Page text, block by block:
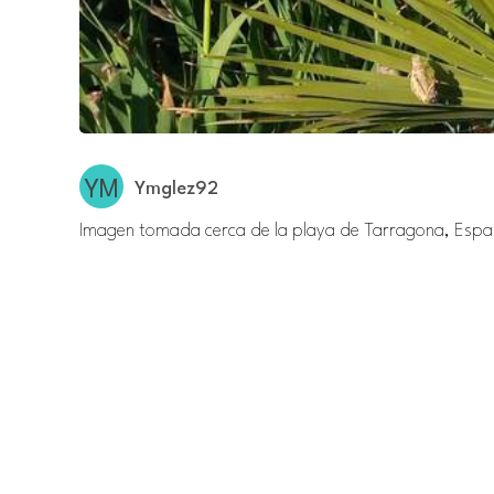
Ymglez92
Imagen tomada cerca de la playa de Tarragona,